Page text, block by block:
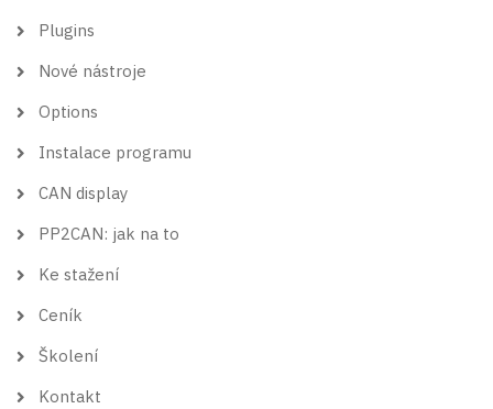
Plugins
Nové nástroje
Options
Instalace programu
CAN display
PP2CAN: jak na to
Ke stažení
Ceník
Školení
Kontakt